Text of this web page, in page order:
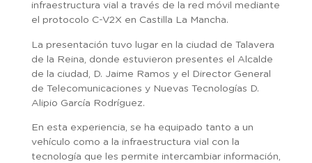
infraestructura vial a través de la red móvil mediante
el protocolo C-V2X en Castilla La Mancha.
La presentación tuvo lugar en la ciudad de Talavera
de la Reina, donde estuvieron presentes el Alcalde
de la ciudad, D. Jaime Ramos y el Director General
de Telecomunicaciones y Nuevas Tecnologías D.
Alipio García Rodríguez.
En esta experiencia, se ha equipado tanto a un
vehículo como a la infraestructura vial con la
tecnología que les permite intercambiar información,